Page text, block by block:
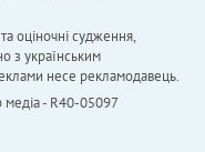
оціночні судження,
з українським
несе рекламодавець.
медіа - R40-05097